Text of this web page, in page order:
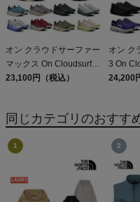
オン クラウドサーファー
マックス On Cloudsurfer
Max
23,100円（税込）
オン ク
3 On
24,200
同じカテゴリのおすす